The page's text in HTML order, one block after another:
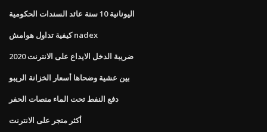
اليونانية 10 سنة عائد السندات الحكومية
كيفية تداول هوامش nadex
ضريبة الدخل الايداع على الانترنت 2020
بين عشية وضحاها أسعار الخزانة الريبو
دفع النفط تحت الماء منصات الحفر
أكثر متجر على الانترنت